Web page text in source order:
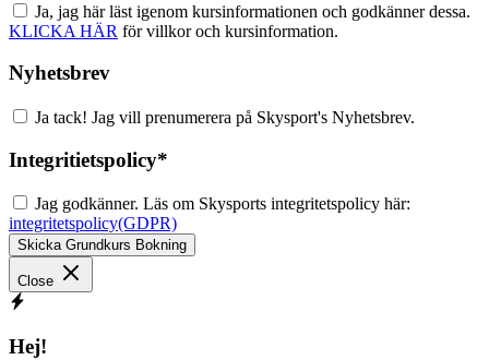
Ja, jag här läst igenom kursinformationen och godkänner dessa.
KLICKA HÄR för villkor och kursinformation.
Nyhetsbrev
Ja tack! Jag vill prenumerera på Skysport's Nyhetsbrev.
Integritietspolicy*
Jag godkänner. Läs om Skysports integritetspolicy här:
integritetspolicy(GDPR)
Skicka Grundkurs Bokning
Close
Hej!